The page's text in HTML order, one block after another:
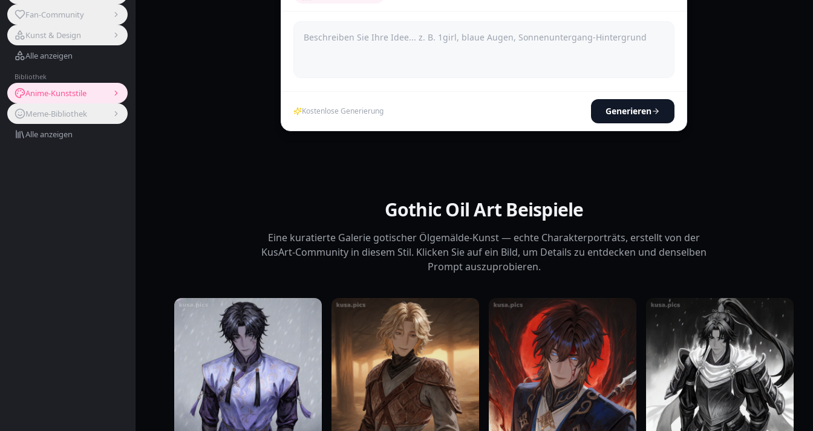
Fan-Community
Kunst & Design
Alle anzeigen
Bibliothek
Anime-Kunststile
Meme-Bibliothek
Alle anzeigen
Kostenlose Generierung Generieren
Gothic Oil Art Beispiele
Eine kuratierte Galerie gotischer Ölgemälde-Kunst — echte Charakterporträts, erstellt von der
KusArt-Community in diesem Stil. Klicken Sie auf ein Bild, um Details zu entdecken und denselben
Prompt auszuprobieren.